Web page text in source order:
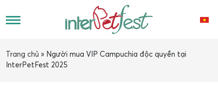
Trang chủ » Người mua VIP Campuchia độc quyền tại
InterPetFest 2025